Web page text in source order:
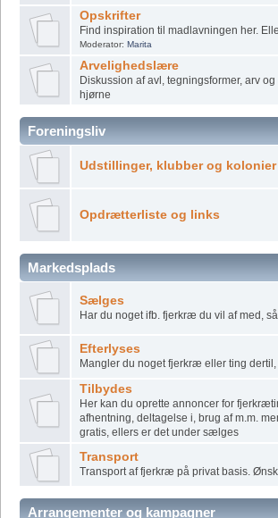
Opskrifter
Find inspiration til madlavningen her.
Moderator: Marita
Arvelighedslære
Diskussion af avl, tegningsformer, arv
hjørne
Foreningsliv
Udstillinger, klubber og kolonier
Opdrætterliste og links
Markedsplads
Sælges
Har du noget ifb. fjerkræ du vil af med,
Efterlyses
Mangler du noget fjerkræ eller ting dertil,
Tilbydes
Her kan du oprette annoncer for
afhentning, deltagelse i, brug af m.m.
gratis, ellers er det under sælges
Transport
Transport af fjerkræ på privat basis.
Arrangementer og kampagner